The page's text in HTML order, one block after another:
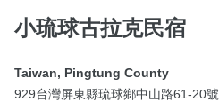
小琉球古拉克民宿
Taiwan, Pingtung County
929台灣屏東縣琉球鄉中山路61-20號